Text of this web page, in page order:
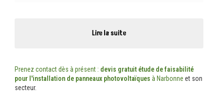
Lire la suite
Prenez contact dès à présent : devis gratuit étude de faisabilité
pour l'installation de panneaux photovoltaïques à Narbonne et son
secteur.